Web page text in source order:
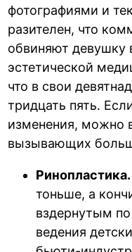
фотографиями и
разителен, что
обвиняют девушку
эстетической
что в свои
тридцать пять.
изменения, можно
вызывающих
Ринопластика.
тоньше, а
вздернутым
ведения